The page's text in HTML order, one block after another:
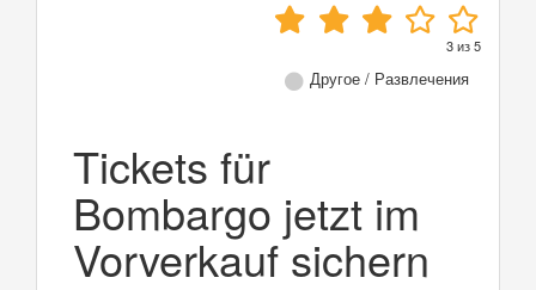
3из5
Другое / Развлечения
Tickets für
Bombargo jetzt im
Vorverkauf sichern